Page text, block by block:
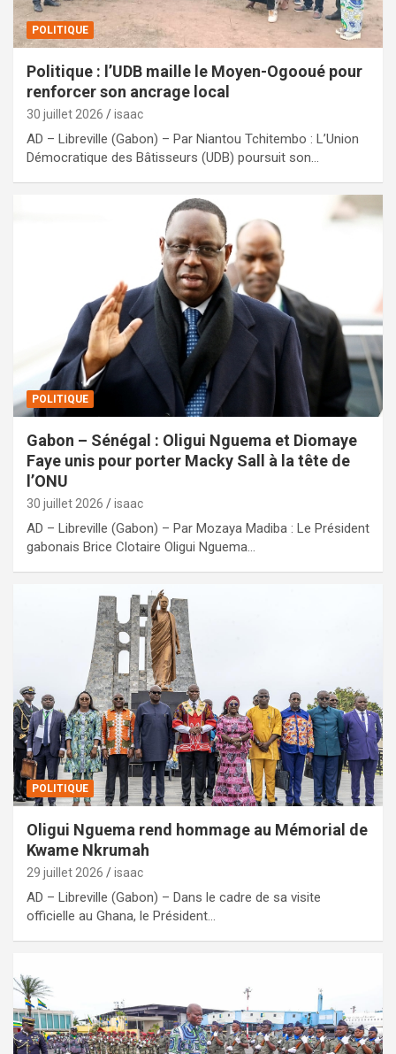
POLITIQUE
Politique : l’UDB maille le Moyen-Ogooué pour
renforcer son ancrage local
30 juillet 2026 isaac
AD – Libreville (Gabon) – Par Niantou Tchitembo : L’Union
Démocratique des Bâtisseurs (UDB) poursuit son…
POLITIQUE
Gabon – Sénégal : Oligui Nguema et Diomaye
Faye unis pour porter Macky Sall à la tête de
l’ONU
30 juillet 2026 isaac
AD – Libreville (Gabon) – Par Mozaya Madiba : Le Président
gabonais Brice Clotaire Oligui Nguema…
POLITIQUE
Oligui Nguema rend hommage au Mémorial de
Kwame Nkrumah
29 juillet 2026 isaac
AD – Libreville (Gabon) – Dans le cadre de sa visite
officielle au Ghana, le Président…